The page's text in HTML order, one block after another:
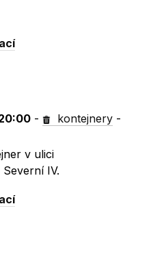
- kontejnery -
v ulici
IV.